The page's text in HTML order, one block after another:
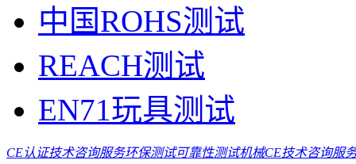
中国ROHS测试
REACH测试
EN71玩具测试
CE认证技术咨询服务环保测试可靠性测试机械CE技术咨询服